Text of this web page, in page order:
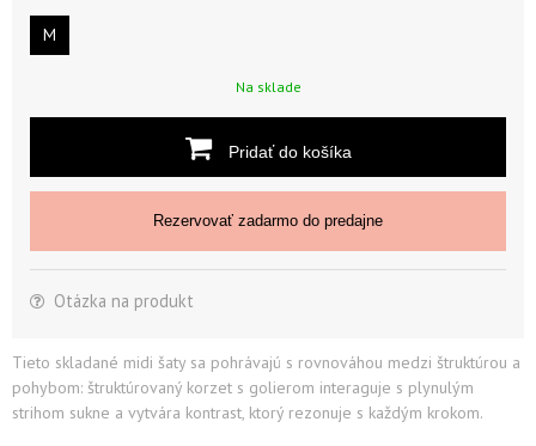
M
Na sklade
Pridať do košíka
Rezervovať zadarmo do predajne
Otázka na produkt
Tieto skladané midi šaty sa pohrávajú s rovnováhou medzi štruktúrou a
pohybom: štruktúrovaný korzet s golierom interaguje s plynulým
strihom sukne a vytvára kontrast, ktorý rezonuje s každým krokom.